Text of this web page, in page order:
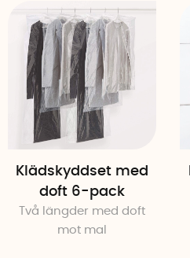
Klädskyddset med
doft 6-pack
Två längder med doft
mot mal